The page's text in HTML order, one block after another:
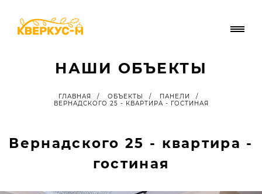
НАШИ ОБЪЕКТЫ
ГЛАВНАЯ / ОБЪЕКТЫ / ПАНЕЛИ
/
ВЕРНАДСКОГО 25 - КВАРТИРА - ГОСТИНАЯ
Вернадского 25 - квартира -
гостиная